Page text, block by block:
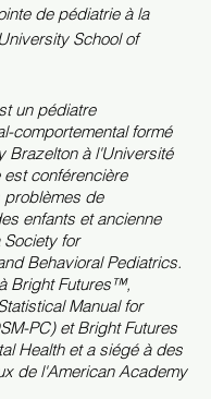
de pédiatrie à la
School of
un pédiatre
comportemental formé
Brazelton à l'Université
conférencière
problèmes de
enfants et ancienne
for
Behavioral Pediatrics.
Bright Futures™,
Manual for
PC) et Bright Futures
Health et a siégé à des
de l'American Academy